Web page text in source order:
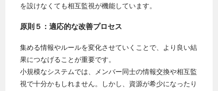
を設けなくても相互監視が機能しています。
原則５：適応的な改善プロセス
集める情報やルールを変化させていくことで、より良い結
果につなげることが重要です。
小規模なシステムでは、メンバー同士の情報交換や相互監
視で十分かもしれません。しかし、資源が希少になったり